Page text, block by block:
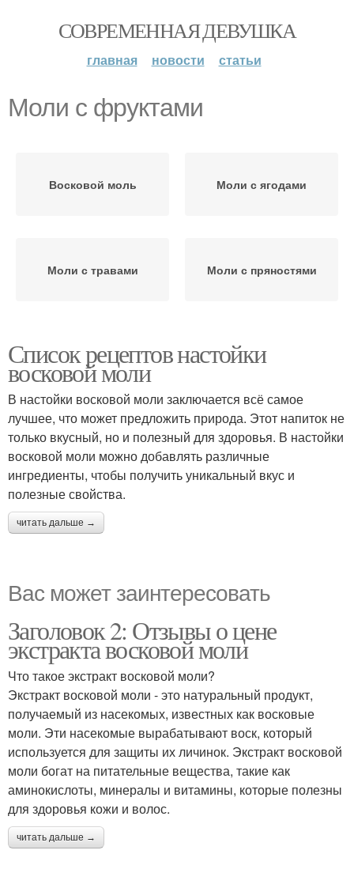
СОВРЕМЕННАЯ ДЕВУШКА
главная новости статьи
Моли с фруктами
Восковой моль Моли с ягодами
Моли с травами Моли с пряностями
Список рецептов настойки
восковой моли
В настойки восковой моли заключается всё самое
лучшее, что может предложить природа. Этот напиток не
только вкусный, но и полезный для здоровья. В настойки
восковой моли можно добавлять различные
ингредиенты, чтобы получить уникальный вкус и
полезные свойства.
читать дальше →
Вас может заинтересовать
Заголовок 2: Отзывы о цене
экстракта восковой моли
Что такое экстракт восковой моли?
Экстракт восковой моли - это натуральный продукт,
получаемый из насекомых, известных как восковые
моли. Эти насекомые вырабатывают воск, который
используется для защиты их личинок. Экстракт восковой
моли богат на питательные вещества, такие как
аминокислоты, минералы и витамины, которые полезны
для здоровья кожи и волос.
читать дальше →